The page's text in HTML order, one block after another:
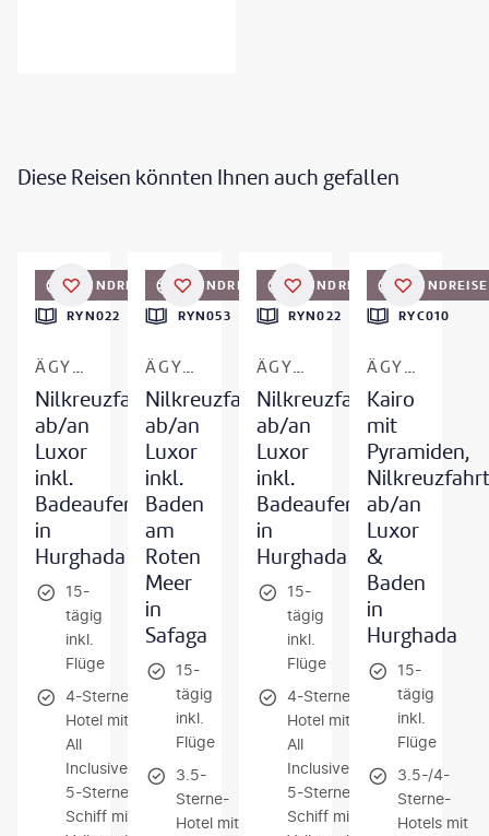
Diese Reisen könnten Ihnen auch gefallen
RUNDREISE
RYN022
ÄGYPTEN
Nilkreuzfahrt
ab/an
Luxor
inkl.
Badeaufenthalt
in
Hurghada
15-
tägig
inkl.
Flüge
4-Sterne-
Hotel mit
All
Inclusive /
5-Sterne-
Schiff mit
RUNDREISE
RYN053
ÄGYPTEN - NIL & ROTES MEER
Nilkreuzfahrt
ab/an
Luxor
inkl.
Baden
am
Roten
Meer
in
Safaga
15-
tägig
inkl.
Flüge
3.5-
Sterne-
Hotel mit
RUNDREISE
RYN022
ÄGYPTEN
Nilkreuzfahrt
ab/an
Luxor
inkl.
Badeaufenthalt
in
Hurghada
15-
tägig
inkl.
Flüge
4-Sterne-
Hotel mit
All
Inclusive /
5-Sterne-
Schiff mit
RUNDREISE
RYC010
ÄGYPTEN - KAIRO, NIL & ROTES MEER
Kairo
mit
Pyramiden,
Nilkreuzfahrt
ab/an
Luxor
&
Baden
in
Hurghada
15-
tägig
inkl.
Flüge
3.5-/4-
Sterne-
Hotels mit